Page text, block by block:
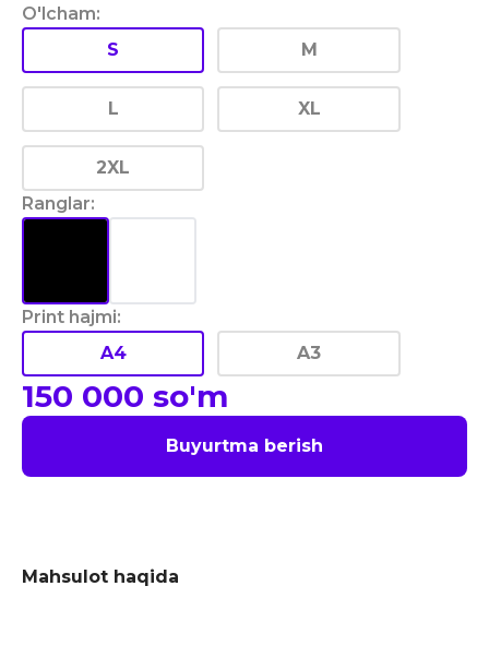
O'lcham:
S
M
L XL
2XL
Ranglar:
Print hajmi:
A4
A3
150 000 so'm
Buyurtma berish
Mahsulot haqida